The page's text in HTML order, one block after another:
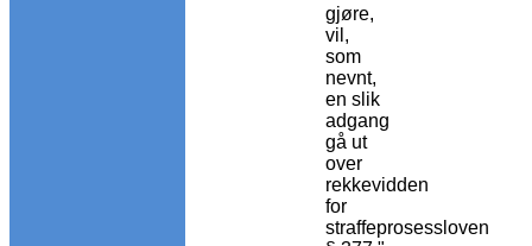
gjøre,
vil,
som
nevnt,
en slik
adgang
gå ut
over
rekkevidden
for
straffeprosessloven